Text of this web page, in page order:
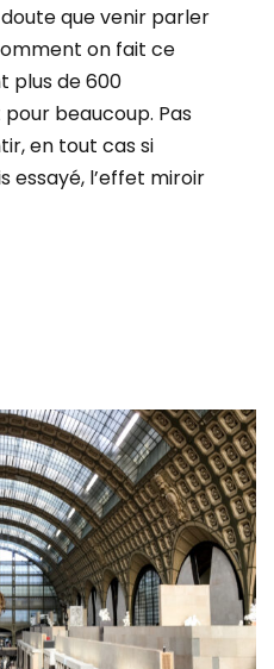
que venir parler
on fait ce
plus de 600
beaucoup. Pas
en tout cas si
essayé, l’effet miroir